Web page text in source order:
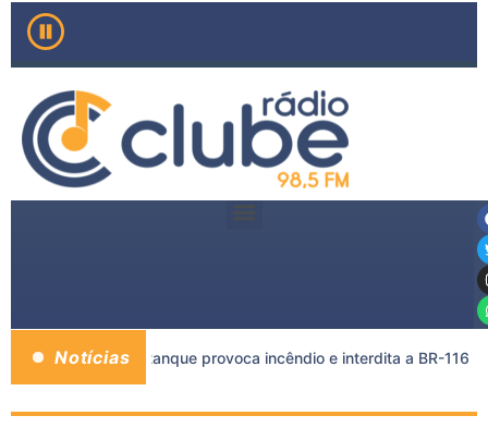
Notícias
e caminhão-tanque provoca incêndio e interdita a BR-116